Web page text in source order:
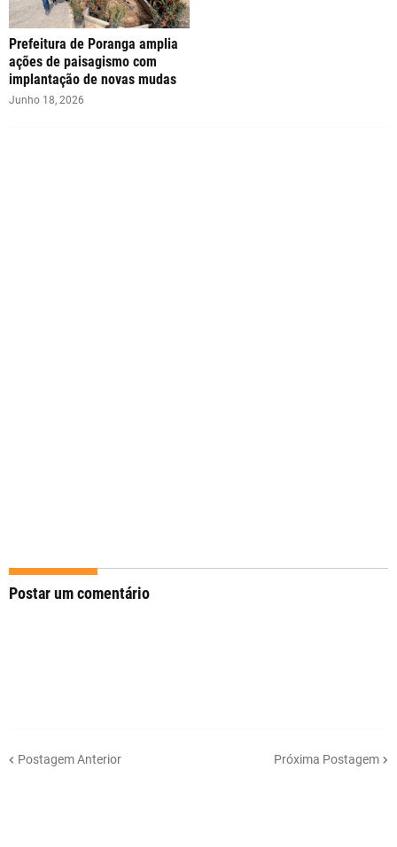
Prefeitura de Poranga amplia
ações de paisagismo com
implantação de novas mudas
Junho 18, 2026
Postar um comentário
Postagem Anterior Próxima Postagem